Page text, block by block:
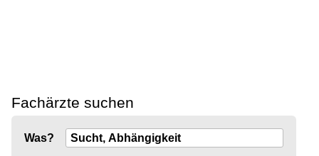
Fachärzte suchen
Was?